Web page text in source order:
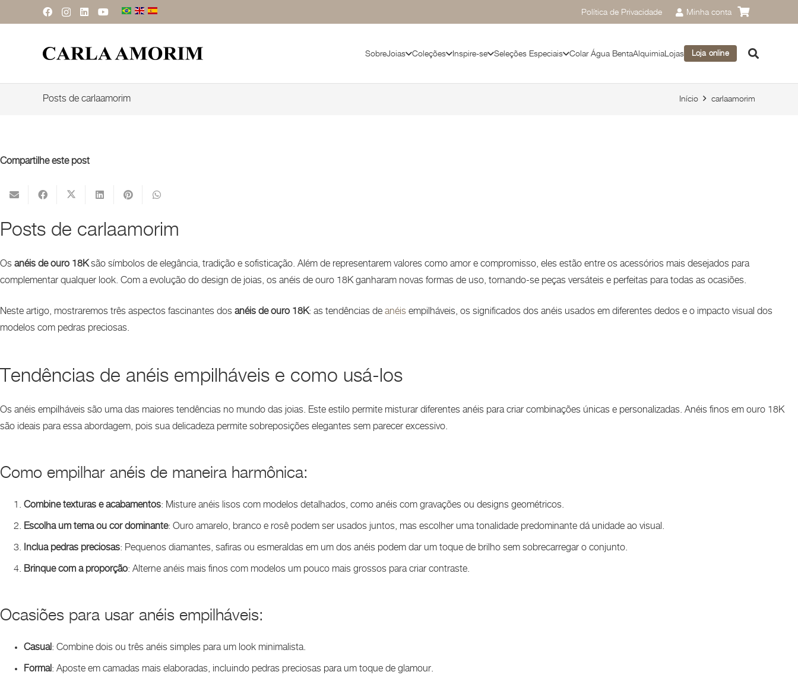
Política de Privacidade Minha conta
SobreJoias Coleções Inspire-se Seleções Especiais Colar Água BentaAlquimiaLojas Loja online
Posts de carlaamorim Início carlaamorim
Compartilhe este post
Posts de carlaamorim
Os anéis de ouro 18Ksão símbolos de elegância, tradição e sofisticação. Além de representarem valores como amor e compromisso, eles estão entre os acessórios mais desejados para
complementar qualquer look. Com a evolução do design de joias, os anéis de ouro 18K ganharam novas formas de uso, tornando-se peças versáteis e perfeitas para todas as ocasiões.
Neste artigo, mostraremos três aspectos fascinantes dos anéis de ouro 18K: as tendências de anéis empilháveis, os significados dos anéis usados em diferentes dedos e o impacto visual dos
modelos com pedras preciosas.
Tendências de anéis empilháveis e como usá-los
Os anéis empilháveis são uma das maiores tendências no mundo das joias. Este estilo permite misturar diferentes anéis para criar combinações únicas e personalizadas. Anéis finos em ouro 18K
são ideais para essa abordagem, pois sua delicadeza permite sobreposições elegantes sem parecer excessivo.
Como empilhar anéis de maneira harmônica:
Combine texturas e acabamentos: Misture anéis lisos com modelos detalhados, como anéis com gravações ou designs geométricos.
Escolha um tema ou cor dominante: Ouro amarelo, branco e rosê podem ser usados juntos, mas escolher uma tonalidade predominante dá unidade ao visual.
Inclua pedras preciosas: Pequenos diamantes, safiras ou esmeraldas em um dos anéis podem dar um toque de brilho sem sobrecarregar o conjunto.
Brinque com a proporção: Alterne anéis mais finos com modelos um pouco mais grossos para criar contraste.
Ocasiões para usar anéis empilháveis:
Casual: Combine dois ou três anéis simples para um look minimalista.
Formal: Aposte em camadas mais elaboradas, incluindo pedras preciosas para um toque de glamour.